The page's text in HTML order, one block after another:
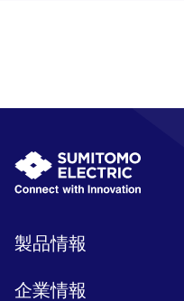
製品情報
企業情報